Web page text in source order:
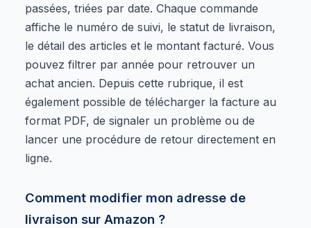
passées, triées par date. Chaque commande
affiche le numéro de suivi, le statut de livraison,
le détail des articles et le montant facturé. Vous
pouvez filtrer par année pour retrouver un
achat ancien. Depuis cette rubrique, il est
également possible de télécharger la facture au
format PDF, de signaler un problème ou de
lancer une procédure de retour directement en
ligne.
Comment modifier mon adresse de
livraison sur Amazon ?